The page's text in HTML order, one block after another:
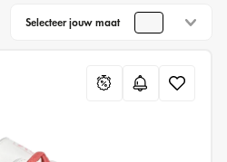
Selecteer jouw maat